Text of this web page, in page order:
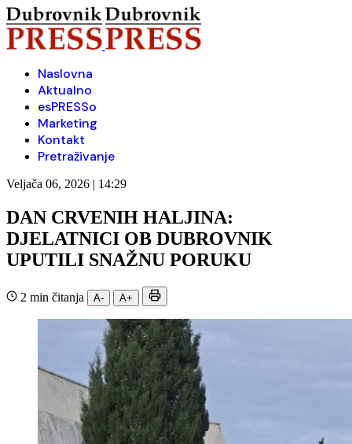
Naslovna
Aktualno
esPRESSo
Marketing
Kontakt
Pretraživanje
Veljača 06, 2026 | 14:29
DAN CRVENIH HALJINA:
DJELATNICI OB DUBROVNIK
UPUTILI SNAŽNU PORUKU
2 min čitanja A- A+